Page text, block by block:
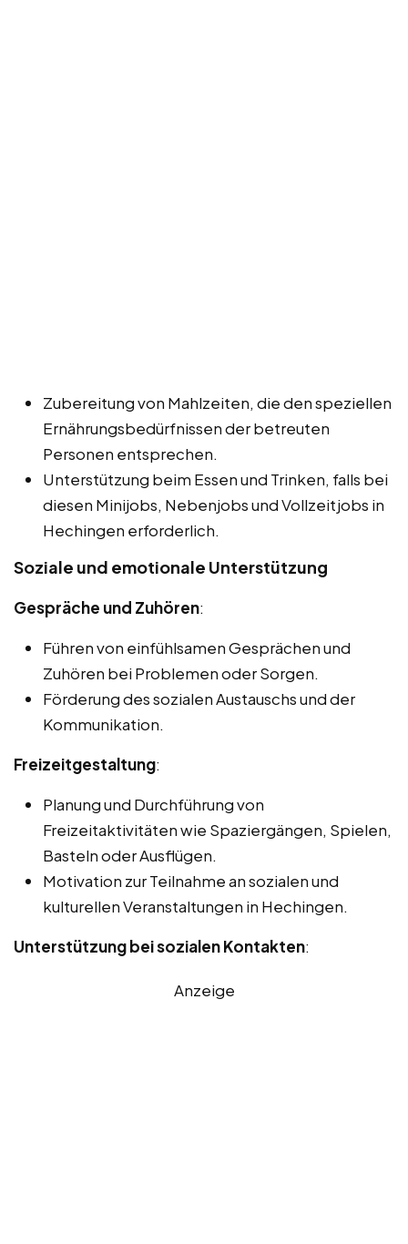
Zubereitung von Mahlzeiten, die den speziellen
Ernährungsbedürfnissen der betreuten
Personen entsprechen.
Unterstützung beim Essen und Trinken, falls bei
diesen Minijobs, Nebenjobs und Vollzeitjobs in
Hechingen erforderlich.
Soziale und emotionale Unterstützung
Gespräche und Zuhören:
Führen von einfühlsamen Gesprächen und
Zuhören bei Problemen oder Sorgen.
Förderung des sozialen Austauschs und der
Kommunikation.
Freizeitgestaltung:
Planung und Durchführung von
Freizeitaktivitäten wie Spaziergängen, Spielen,
Basteln oder Ausflügen.
Motivation zur Teilnahme an sozialen und
kulturellen Veranstaltungen in Hechingen.
Unterstützung bei sozialen Kontakten:
Anzeige